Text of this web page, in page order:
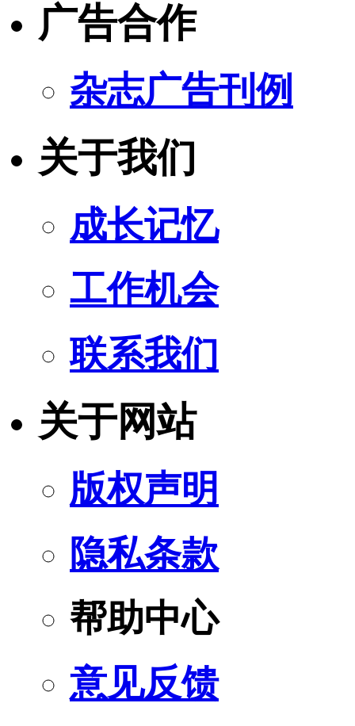
广告合作
杂志广告刊例
关于我们
成长记忆
工作机会
联系我们
关于网站
版权声明
隐私条款
帮助中心
意见反馈